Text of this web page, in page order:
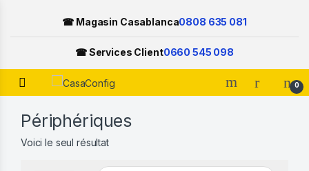
☎ Magasin Casablanca0808 635 081
☎ Services Client0660 545 098
Open 0
Périphériques
Voici le seul résultat